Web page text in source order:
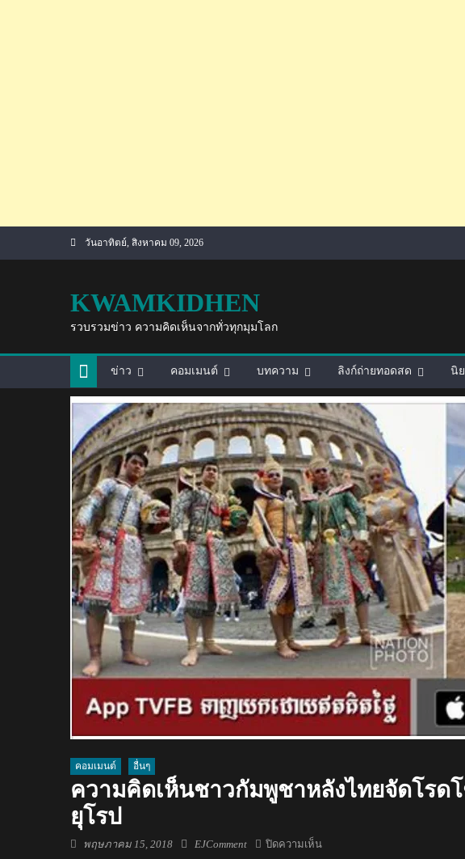
วันอาทิตย์, สิงหาคม 09, 2026
KWAMKIDHEN
รวบรวมข่าว ความคิดเห็นจากทั่วทุกมุมโลก
ข่าว คอมเมนต์ บทความ ลิงก์ถ่ายทอดสด นิ
คอมเมนต์ อื่นๆ
ความคิดเห็นชาวกัมพูชาหลังไทยจัดโรดโ
ยุโรป
Posted
พฤษภาคม 15, 2018 Author
EJComment ปิดความเห็น